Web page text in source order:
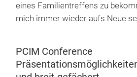
eines Familientreffens zu
mich immer wieder aufs Neue
PCIM Conference